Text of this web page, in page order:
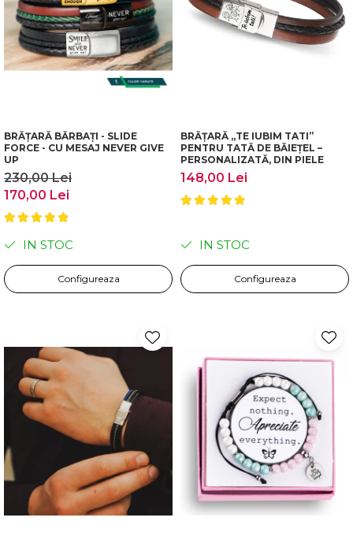
BRĂȚARĂ BĂRBAȚI - SLIDE
FORCE - CU MESAJ NEVER GIVE
UP
230,00 Lei
170,00 Lei
IN STOC
Configureaza
BRĂȚARĂ „TE IUBIM TATI”
PENTRU TATĂ DE BĂIEȚEL –
PERSONALIZATĂ, DIN PIELE
148,00 Lei
IN STOC
Configureaza